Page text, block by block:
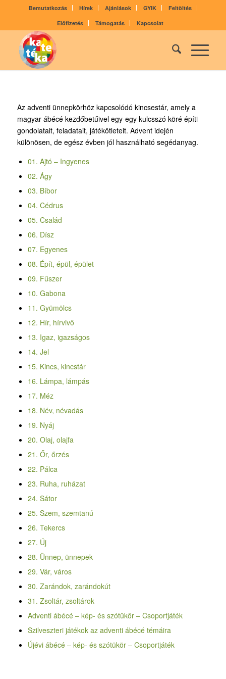
Bemutatkozás Hírek Ajánlások GYIK
Feltöltés
Előfizetés
Támogatás Kapcsolat
Az adventi ünnepkörhöz kapcsolódó kincsestár, amely a
magyar ábécé kezdőbetűivel egy-egy kulcsszó köré építi
gondolatait, feladatait, játékötleteit. Advent idején
különösen, de egész évben jól használható segédanyag.
01. Ajtó – Ingyenes
02. Ágy
03. Bíbor
04. Cédrus
05. Család
06. Dísz
07. Egyenes
08. Épít, épül, épület
09. Fűszer
10. Gabona
11. Gyümölcs
12. Hír, hírvivő
13. Igaz, igazságos
14. Jel
15. Kincs, kincstár
16. Lámpa, lámpás
17. Méz
18. Név, névadás
19. Nyáj
20. Olaj, olajfa
21. Őr, őrzés
22. Pálca
23. Ruha, ruházat
24. Sátor
25. Szem, szemtanú
26. Tekercs
27. Új
28. Ünnep, ünnepek
29. Vár, város
30. Zarándok, zarándokút
31. Zsoltár, zsoltárok
Adventi ábécé – kép- és szótükör – Csoportjáték
Szilveszteri játékok az adventi ábécé témáira
Újévi ábécé – kép- és szótükör – Csoportjáték